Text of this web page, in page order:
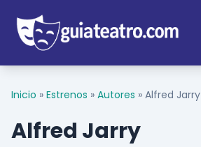
Inicio » Estrenos » Autores » Alfred Jarry
Alfred Jarry